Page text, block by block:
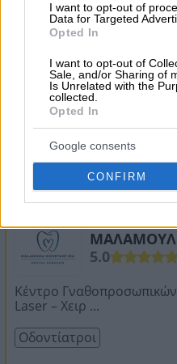
I want to opt-out of
Data for Targeted
Opted In
I want to opt-out of
Sale, and/or Sharing of
Is Unrelated with the
collected.
Opted In
Google consents
CONFIRM
Γενική Οδοντιατρική –
Εμφυτεύματα – Ε ...
Οδοντίατροι
Βηλαρά 5, Αθήνα - Ομόνοια
2105248435
5.0
Κέντρο
Laser – Χειρ ...
Οδοντίατροι